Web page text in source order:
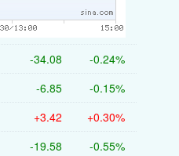
-34.08 -0.24%
-6.85 -0.15%
+3.42 +0.30%
-19.58 -0.55%